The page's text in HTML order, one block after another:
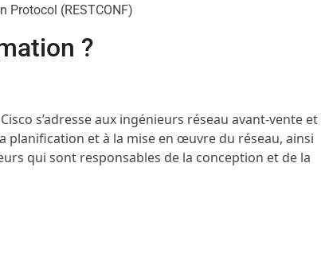
Protocol (RESTCONF)
?
s’adresse aux ingénieurs réseau avant-vente et
planification et à la mise en œuvre du réseau, ainsi
qui sont responsables de la conception et de la